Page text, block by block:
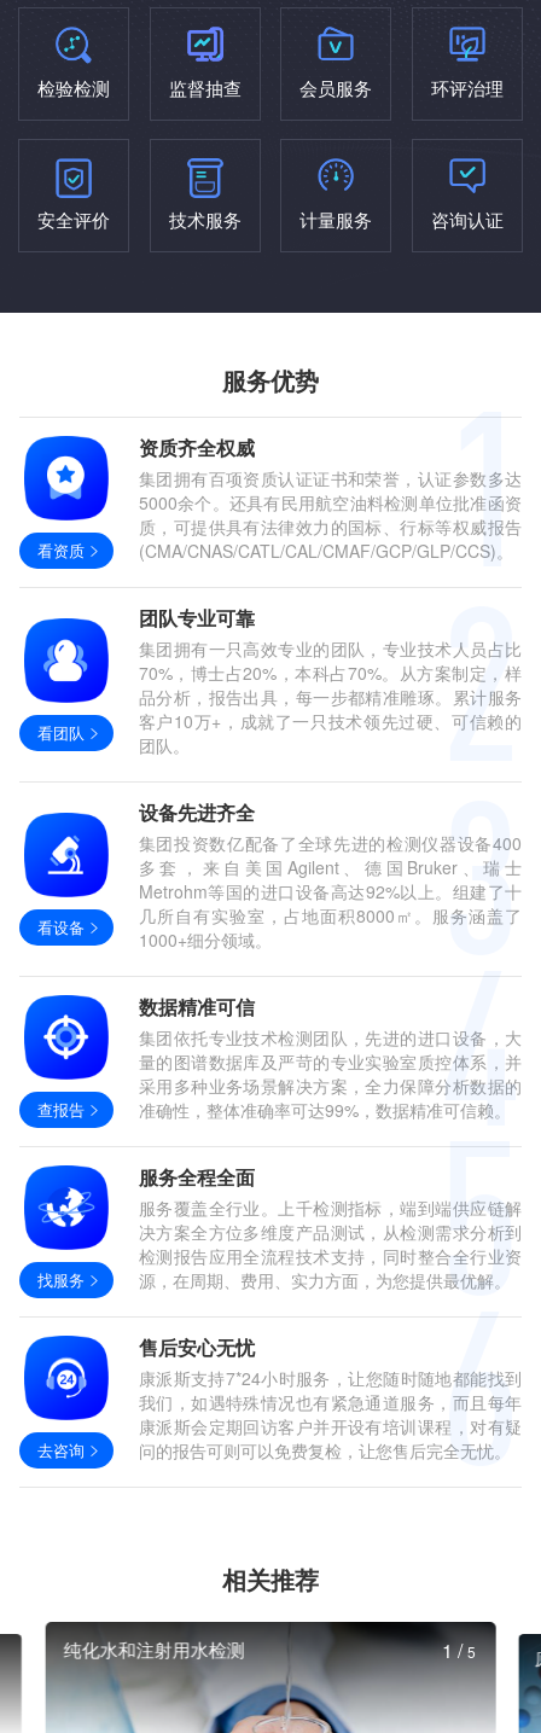
检验检测 监督抽查 会员服务 环评治理
安全评价 技术服务 计量服务 咨询认证
服务优势
看资质
资质齐全权威
集团拥有百项资质认证证书和荣誉，认证参数多达
5000余个。还具有民用航空油料检测单位批准函资
质，可提供具有法律效力的国标、行标等权威报告
(CMA/CNAS/CATL/CAL/CMAF/GCP/GLP/CCS)。
看团队
团队专业可靠
集团拥有一只高效专业的团队，专业技术人员占比
70%，博士占20%，本科占70%。从方案制定，样
品分析，报告出具，每一步都精准雕琢。累计服务
客户10万+，成就了一只技术领先过硬、可信赖的
团队。
看设备
设备先进齐全
集团投资数亿配备了全球先进的检测仪器设备400
多套，来自美国Agilent、德国Bruker、瑞士
Metrohm等国的进口设备高达92%以上。组建了十
几所自有实验室，占地面积8000㎡。服务涵盖了
1000+细分领域。
查报告
数据精准可信
集团依托专业技术检测团队，先进的进口设备，大
量的图谱数据库及严苛的专业实验室质控体系，并
采用多种业务场景解决方案，全力保障分析数据的
准确性，整体准确率可达99%，数据精准可信赖。
找服务
服务全程全面
服务覆盖全行业。上千检测指标，端到端供应链解
决方案全方位多维度产品测试，从检测需求分析到
检测报告应用全流程技术支持，同时整合全行业资
源，在周期、费用、实力方面，为您提供最优解。
去咨询
售后安心无忧
康派斯支持7*24小时服务，让您随时随地都能找到
我们，如遇特殊情况也有紧急通道服务，而且每年
康派斯会定期回访客户并开设有培训课程，对有疑
问的报告可则可以免费复检，让您售后完全无忧。
相关推荐
纯化水和注射用水检测 1/5